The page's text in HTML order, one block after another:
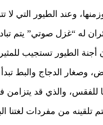
وعند الطيور التي لا
له “غزل صوتي” يتم
أجنة الطيور تستجيب
وصغار الدجاج والبط
للفقس، والذي قد يتزامن
تلقينه من مفردات